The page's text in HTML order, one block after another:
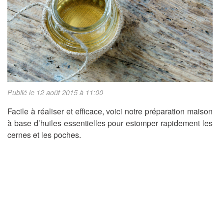
Publié le 12 août 2015 à 11:00
Facile à réaliser et efficace, voici notre préparation maison
à base d’huiles essentielles pour estomper rapidement les
cernes et les poches.